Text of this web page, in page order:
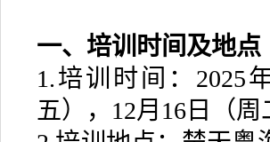
一、培训时间及地点
1.培训时间：2025
五），12月16日（